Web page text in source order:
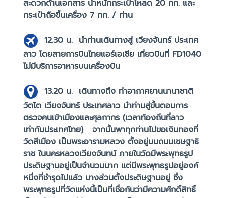
สะดวกด้านเอกสาร น้ำหนักกระเป๋าโหลด 20 กก. และ
กระเป๋าถือขึ้นเครื่อง 7 กก. / ท่าน
12.30 น. นำท่านเดินทางสู่ เวียงจันทร์ ประเทศ
ลาว โดยสายการบินไทยแอร์เอเชีย เที่ยวบินที่ FD1040
ไม่มีบริการอาหารบนเครื่องบิน
13.20 น. เดินทางถึง ท่าอากาศยานนานาชาติ
วัตไต เวียงจันทร์ ประเทศลาว นำท่านสู่ขั้นตอนการ
ตรวจคนเข้าเมืองและศุลกากร (เวลาท้องถิ่นที่ลาว
เท่ากับประเทศไทย)
จากนั้นพาทุกท่านไปขอเงินทองที่
วัดสีเมือง เป็นพระอารามหลวง ตั้งอยู่บนถนนเชษฐาธิ
ราช ในนครหลวงเวียงจันทน์ ภายในวัดมีพระพุทธรูป
ประดิษฐานอยู่เป็นจำนวนมาก แต่มีพระพุทธรูปอยู่องค์
หนึ่งที่ชำรุดไปแล้ว บางส่วนตั้งประดิษฐานอยู่ ซึ่ง
พระพุทธรูปที่วัดแห่งนี้เป็นที่เชื่อกันว่ามีความศักดิ์สิทธิ์